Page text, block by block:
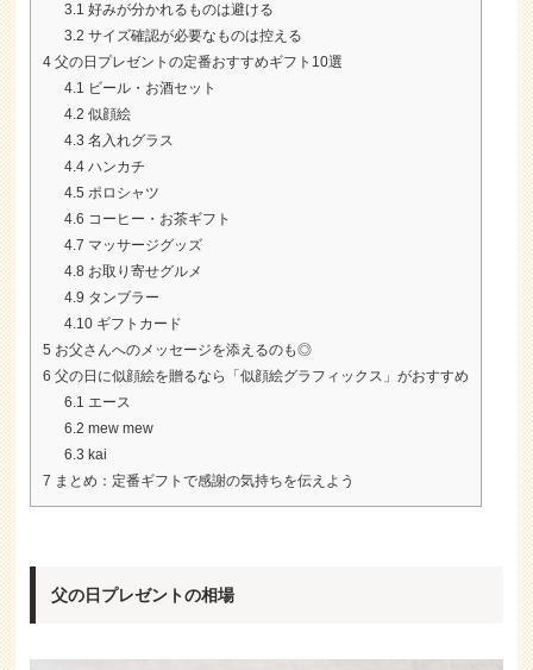
3.1 好みが分かれるものは避ける
3.2 サイズ確認が必要なものは控える
4 父の日プレゼントの定番おすすめギフト10選
4.1 ビール・お酒セット
4.2 似顔絵
4.3 名入れグラス
4.4 ハンカチ
4.5 ポロシャツ
4.6 コーヒー・お茶ギフト
4.7 マッサージグッズ
4.8 お取り寄せグルメ
4.9 タンブラー
4.10 ギフトカード
5 お父さんへのメッセージを添えるのも◎
6 父の日に似顔絵を贈るなら「似顔絵グラフィックス」がおすすめ
6.1 エース
6.2 mew mew
6.3 kai
7 まとめ：定番ギフトで感謝の気持ちを伝えよう
父の日プレゼントの相場